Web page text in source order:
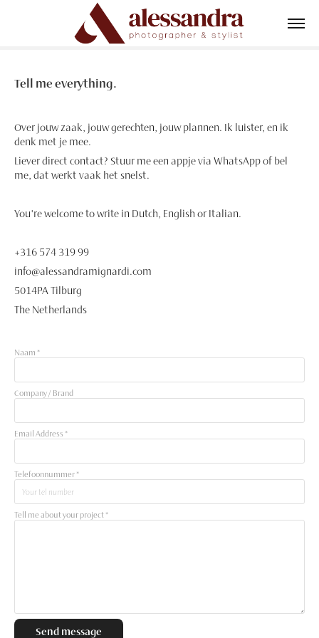
Tell me everything.
Over jouw zaak, jouw gerechten, jouw plannen. Ik luister, en ik
denk met je mee.
Liever direct contact? Stuur me een appje via WhatsApp of bel
me, dat werkt vaak het snelst.
You're welcome to write in Dutch, English or Italian.
+316 574 319 99
info@alessandramignardi.com
5014PA Tilburg
The Netherlands
Naam *
Company / Brand
Email Address *
Telefoonnummer *
Tell me about your project *
Send message